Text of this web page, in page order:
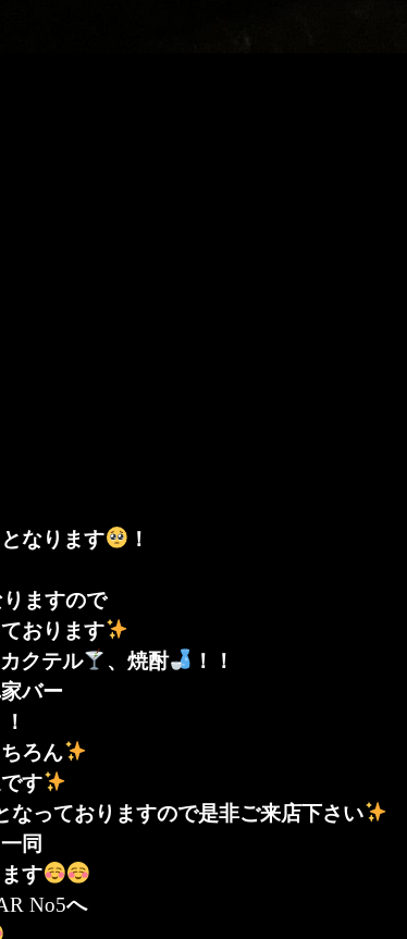
なります
！
ますので
おります
クテル 、焼酎
！！
バー
！
ろん
す
なっておりますので是非ご来店下さい
同
す
No5へ